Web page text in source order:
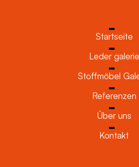
Startseite
Leder galerie
Stoffmöbel
Referenzen
Über uns
Kontakt